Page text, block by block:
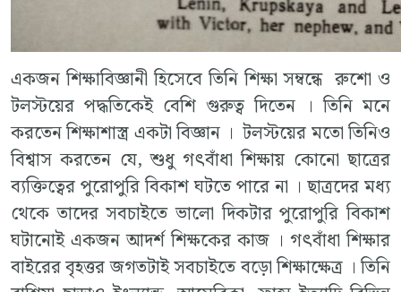
একজন শিক্ষাবিজ্ঞানী হিসেবে তিনি শিক্ষা সম্বন্ধে রুশো ও
টলস্টয়ের পদ্ধতিকেই বেশি গুরুত্ব দিতেন । তিনি মনে
করতেন শিক্ষাশাস্ত্র একটা বিজ্ঞান । টলস্টয়ের মতো তিনিও
বিশ্বাস করতেন যে, শুধু গৎবাঁধা শিক্ষায় কোনো ছাত্রের
ব্যক্তিত্বের পুরোপুরি বিকাশ ঘটতে পারে না । ছাত্রদের মধ্য
থেকে তাদের সবচাইতে ভালো দিকটার পুরোপুরি বিকাশ
ঘটানোই একজন আদর্শ শিক্ষকের কাজ । গৎবাঁধা শিক্ষার
বাইরের বৃহত্তর জগতটাই সবচাইতে বড়ো শিক্ষাক্ষেত্র । তিনি